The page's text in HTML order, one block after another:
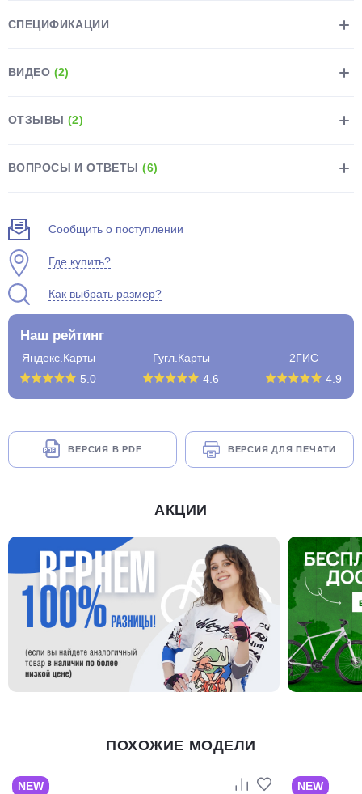
СПЕЦИФИКАЦИИ
ВИДЕО (2)
ОТЗЫВЫ (2)
ВОПРОСЫ И ОТВЕТЫ(6)
Сообщить о поступлении
Где купить?
Как выбрать размер?
Наш рейтинг
Яндекс.Карты
5.0
Гугл.Карты
4.6
2ГИС
4.9
ВЕРСИЯ В PDF ВЕРСИЯ ДЛЯ ПЕЧАТИ
АКЦИИ
ПОХОЖИЕ МОДЕЛИ
NEW NEW